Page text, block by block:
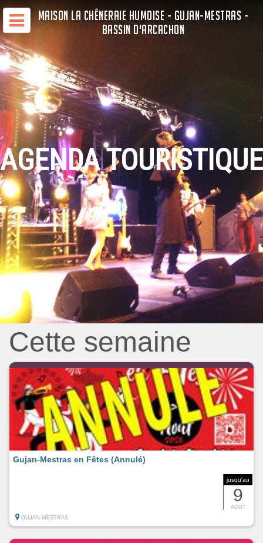
MAISON LA CHÊNERAIE HUMOISE - GUJAN-MESTRAS -
BASSIN D'ARCACHON
AGENDA TOURISTIQUE
Cette semaine
jusqu'au
9
AOUT
Gujan-Mestras en Fêtes (Annulé)
GUJAN-MESTRAS